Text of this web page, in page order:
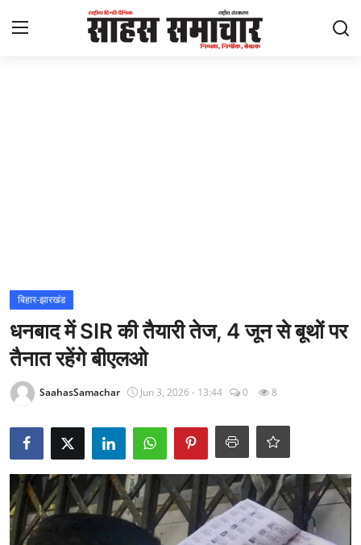
राज्य
अंतराष्ट्रीय
Epaper
धर्म
लाइफस्टाइल
बिहार-झारखंड
धनबाद में SIR की तैयारी तेज, 4 जून से बूथों पर
तैनात रहेंगे बीएलओ
SaahasSamachar Jun 3, 2026 - 13:44 0 8